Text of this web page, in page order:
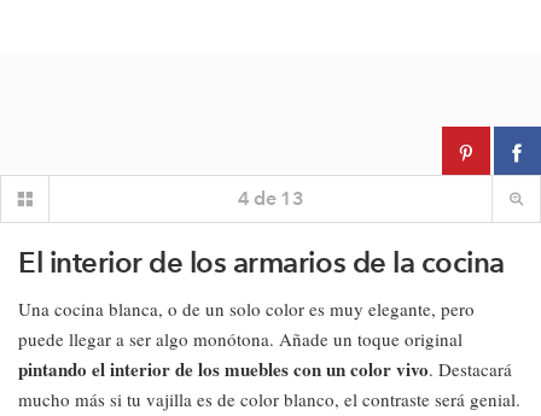
4 de 13
El interior de los armarios de la cocina
Una cocina blanca, o de un solo color es muy elegante, pero
puede llegar a ser algo monótona. Añade un toque original
pintando el interior de los muebles con un color vivo. Destacará
mucho más si tu vajilla es de color blanco, el contraste será genial.